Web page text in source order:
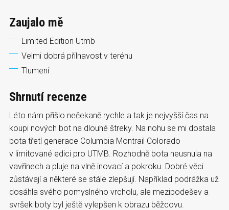
Zaujalo mě
Limited Edition Utmb
Velmi dobrá přilnavost v terénu
Tlumení
Shrnutí recenze
Léto nám přišlo nečekaně rychle a tak je nejvyšší čas na
koupi nových bot na dlouhé štreky. Na nohu se mi dostala
bota třetí generace Columbia Montrail Colorado
v limitované edici pro UTMB. Rozhodně bota neusnula na
vavřínech a pluje na vlně inovací a pokroku. Dobré věci
zůstávají a některé se stále zlepšují. Například podrážka už
dosáhla svého pomyslného vrcholu, ale mezipodešev a
svršek boty byl ještě vylepšen k obrazu běžcovu.